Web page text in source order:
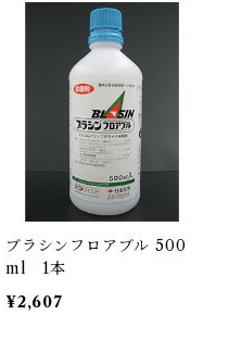
ブラシンフロアブル 500
ml 1本
¥2,607